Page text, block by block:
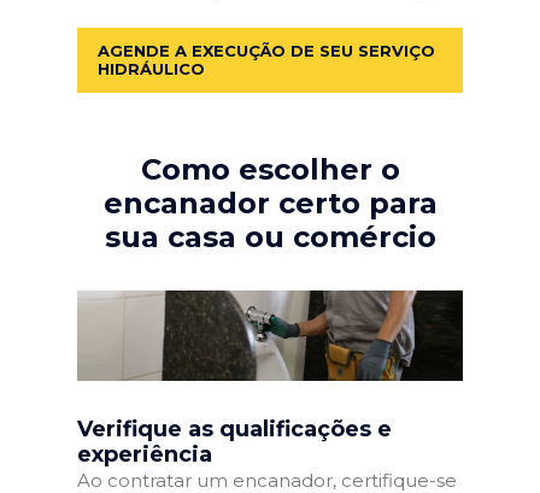
AGENDE A EXECUÇÃO DE SEU SERVIÇO
HIDRÁULICO
Como escolher o
encanador certo para
sua casa ou comércio
Verifique as qualificações e
experiência
Ao contratar um encanador, certifique-se